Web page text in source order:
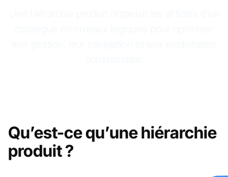
Qu’est-ce qu’une hiérarchie
produit ?